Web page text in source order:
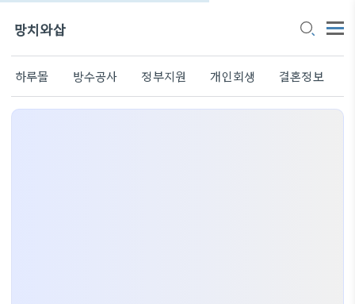
망치와삽
하루몰 방수공사 정부지원 개인회생 결혼정보